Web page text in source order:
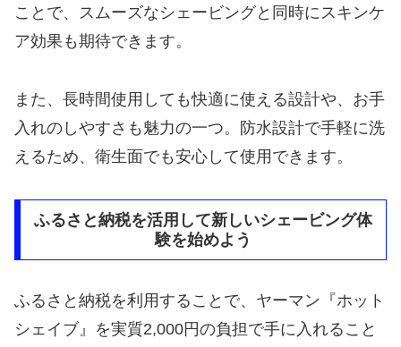
ことで、スムーズなシェービングと同時にスキンケ
ア効果も期待できます。
また、長時間使用しても快適に使える設計や、お手
入れのしやすさも魅力の一つ。防水設計で手軽に洗
えるため、衛生面でも安心して使用できます。
ふるさと納税を活用して新しいシェービング体
験を始めよう
ふるさと納税を利用することで、ヤーマン『ホット
シェイブ』を実質2,000円の負担で手に入れること